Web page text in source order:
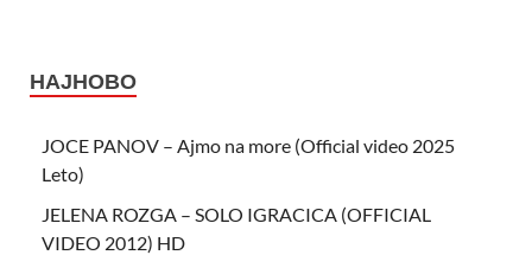
НАЈНОВО
JOCE PANOV – Ajmo na more (Official video 2025
Leto)
JELENA ROZGA – SOLO IGRACICA (OFFICIAL
VIDEO 2012) HD